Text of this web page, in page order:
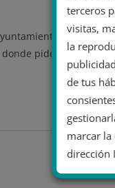
de
pide, a
terceros
visitas,
la
de tus
marcar la
dirección